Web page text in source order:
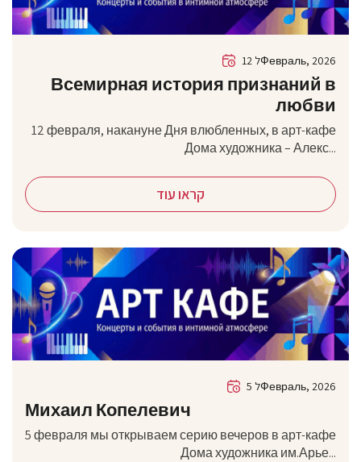
12 לФевраль, 2026
Всемирная история признаний в
любви
12 февраля, накануне Дня влюбленных, в арт-кафе
Дома художника – Алекс...
קראו עוד
5 לФевраль, 2026
Михаил Копелевич
5 февраля мы открываем серию вечеров в арт-кафе
Дома художника им.Арье...